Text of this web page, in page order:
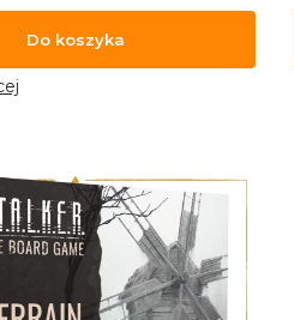
Do koszyka